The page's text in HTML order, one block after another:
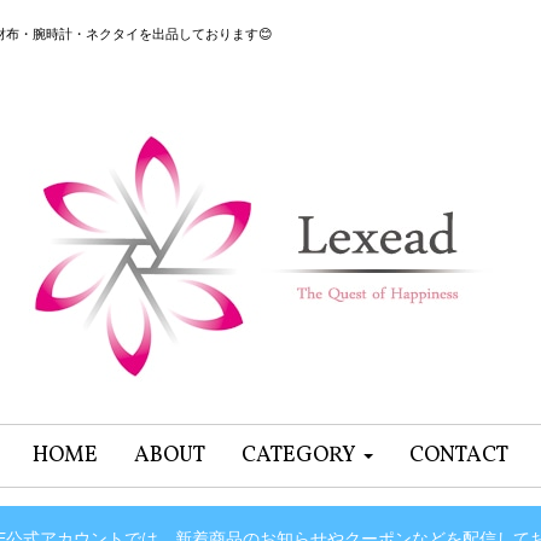
・腕時計・ネクタイを出品しております😊
HOME ABOUT CATEGORY CONTACT